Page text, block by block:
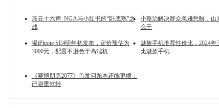
燕云十六声: NGA与小红书的“卧底鹅”之
战
小整治解决群众急难愁盼，山
么干
曝iPhone SE4明年初发布，定价预估为
3000元，配置不逊色于高端机
魅族手机推荐性价比，2024年
比魅族手机
《赛博朋克2077》首发问题本还能更糟：
已避重就轻